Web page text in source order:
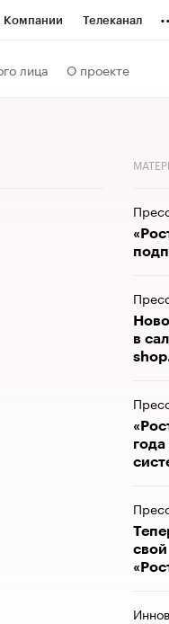
Компании Телеканал
лица О проекте
в